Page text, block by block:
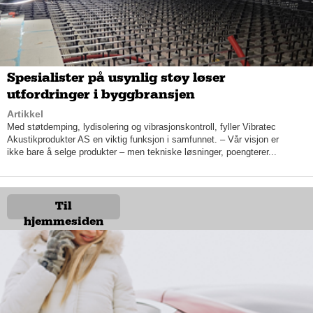
– Vi bruker gran av den aller beste kvaliteten, som vi stort sett
kvaliteten ved små sagbruk.
Materialene de bruker er CE-merket og følger en såkalt takstol-
standard. Naglestad Bruk er også underlagt årlige kontroller,
som skal sikre at kvaliteten og sikkerheten ivaretas.
Ny eier
Lyder forteller at Naglestad Bruk hovedsakelig henvender seg
til proffmarkedet, og de selger en god del til entreprenører og
Spesialister på usynlig støy løser
utfordringer i byggbransjen
Artikkel
Med støtdemping, lydisolering og vibrasjonskontroll, fyller Vibratec
Akustikprodukter AS en viktig funksjon i samfunnet. – Vår visjon er
ikke bare å selge produkter – men tekniske løsninger, poengterer...
Til
hjemmesiden